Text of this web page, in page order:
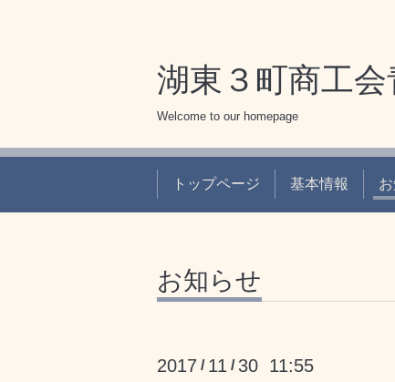
湖東３町商工会
Welcome to our homepage
トップページ 基本情報
お知らせ
2017 / 11 / 30 11:55